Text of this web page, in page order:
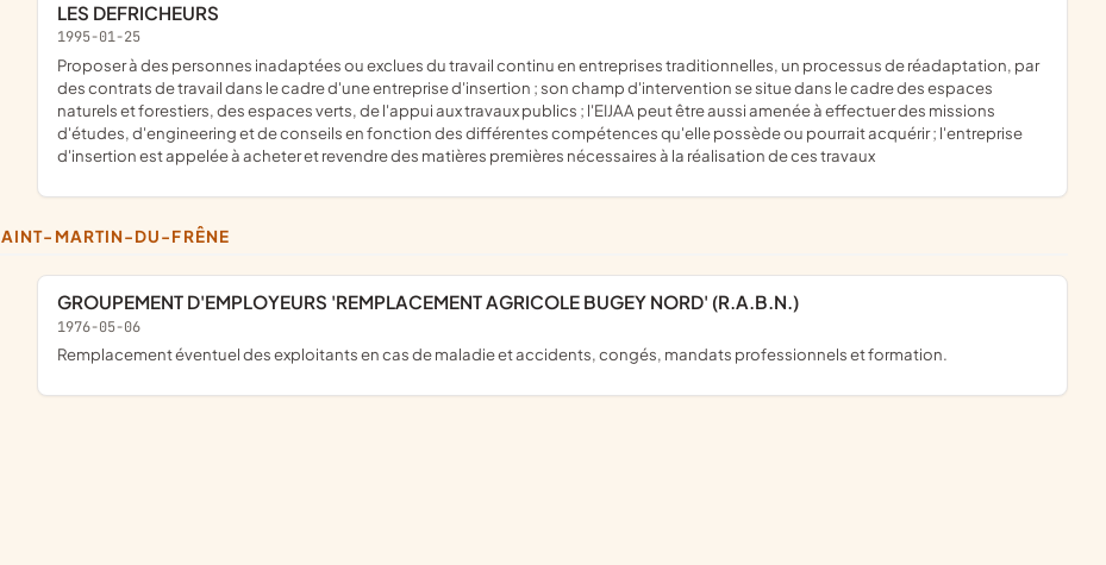
LES DEFRICHEURS
1995-01-25
proposer à des personnes inadaptées ou exclues du travail continu en entreprises traditionnelles, un processus de réadaptation, par
des contrats de travail dans le cadre d'une entreprise d'insertion ; son champ d'intervention se situe dans le cadre des espaces
naturels et forestiers, des espaces verts, de l'appui aux travaux publics ; l'EIJAA peut être aussi amenée à effectuer des missions
d'études, d'engineering et de conseils en fonction des différentes compétences qu'elle possède ou pourrait acquérir ; l'entreprise
d'insertion est appelée à acheter et revendre des matières premières nécessaires à la réalisation de ces travaux
SAINT-MARTIN-DU-FRÊNE
GROUPEMENT D'EMPLOYEURS 'REMPLACEMENT AGRICOLE BUGEY NORD' (R.A.B.N.)
1976-05-06
remplacement éventuel des exploitants en cas de maladie et accidents, congés, mandats professionnels et formation.